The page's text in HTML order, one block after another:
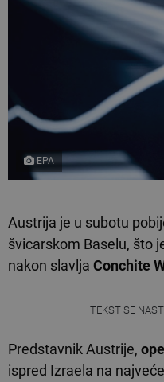
EPA
Austrija je u subotu
švicarskom Baselu, što
nakon slavlja Conchite
TEKST SE
Predstavnik Austrije,
ispred Izraela na